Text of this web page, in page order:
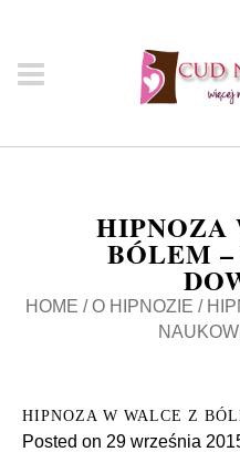
HIPNOZA
BÓLEM
HOME / O HIPNOZIE /
HIPNOZA W WALCE Z
Posted on 29 września